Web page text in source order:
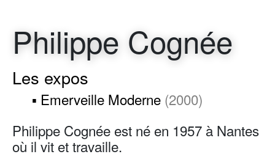
Philippe Cognée
Les expos
▪ Emerveille Moderne (2000)
Philippe Cognée est né en 1957 à Nantes
où il vit et travaille.